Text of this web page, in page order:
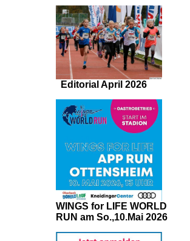
Editorial April 2026
WINGS for LIFE WORLD
RUN am So.,10.Mai 2026